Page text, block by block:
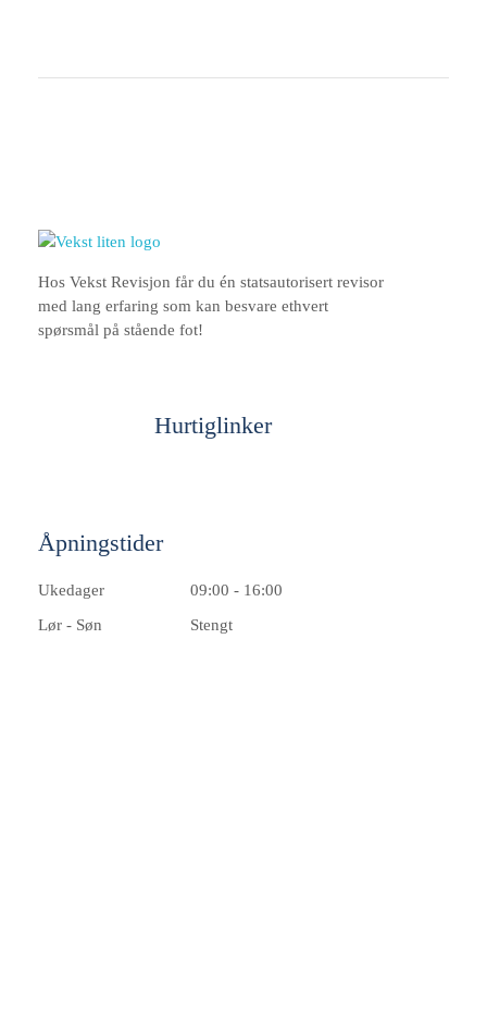
Hos Vekst Revisjon får du én statsautorisert revisor
med lang erfaring som kan besvare ethvert
spørsmål på stående fot!
Hurtiglinker
Åpningstider
Ukedager
09:00 - 16:00
Lør - Søn
Stengt